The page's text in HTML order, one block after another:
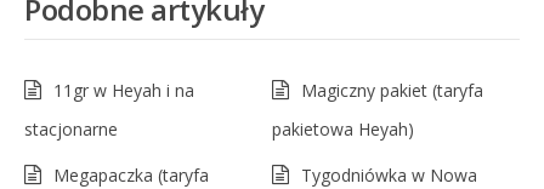
Podobne artykuły
11gr w Heyah i na
stacjonarne
Magiczny pakiet (taryfa
pakietowa Heyah)
Megapaczka (taryfa
Tygodniówka w Nowa